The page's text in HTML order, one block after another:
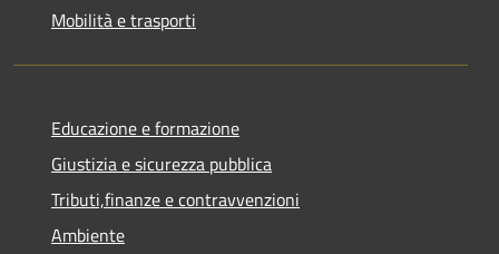
Mobilità e trasporti
Educazione e formazione
Giustizia e sicurezza pubblica
Tributi,finanze e contravvenzioni
Ambiente